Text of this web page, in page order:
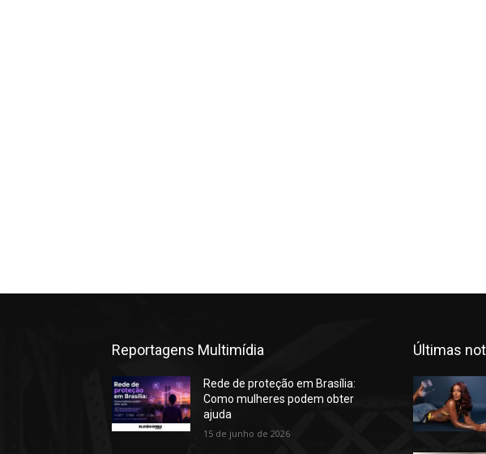
Reportagens Multimídia
Rede de proteção em Brasília:
Como mulheres podem obter
ajuda
15 de junho de 2026
Últimas